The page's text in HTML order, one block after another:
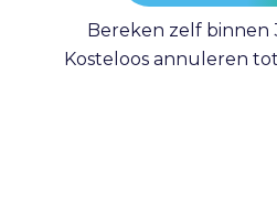
Bereken zelf binnen
Kosteloos annuleren